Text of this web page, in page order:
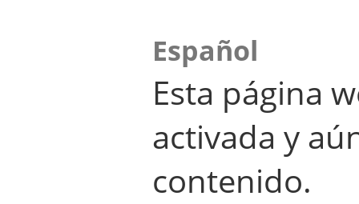
Español
Esta página
activada y
contenido.